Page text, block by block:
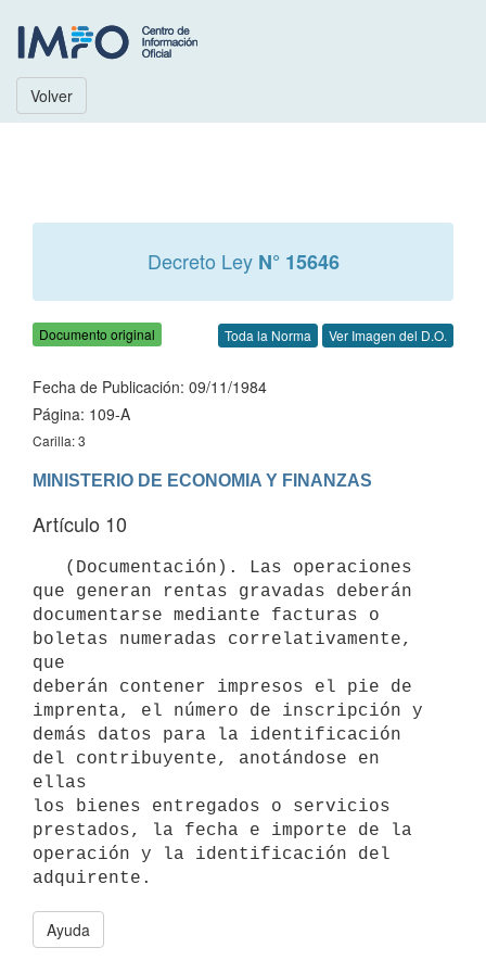
Volver
Decreto Ley N° 15646
Documento original Toda la Norma Ver Imagen del D.O.
Fecha de Publicación: 09/11/1984
Página: 109-A
Carilla: 3
MINISTERIO DE ECONOMIA Y FINANZAS
Artículo 10
que generan rentas gravadas deberán
documentarse mediante facturas o
boletas numeradas correlativamente,
que
deberán contener impresos el pie de
imprenta, el número de inscripción y
demás datos para la identificación
del contribuyente, anotándose en
ellas
los bienes entregados o servicios
prestados, la fecha e importe de la
operación y la identificación del
adquirente.
Ayuda